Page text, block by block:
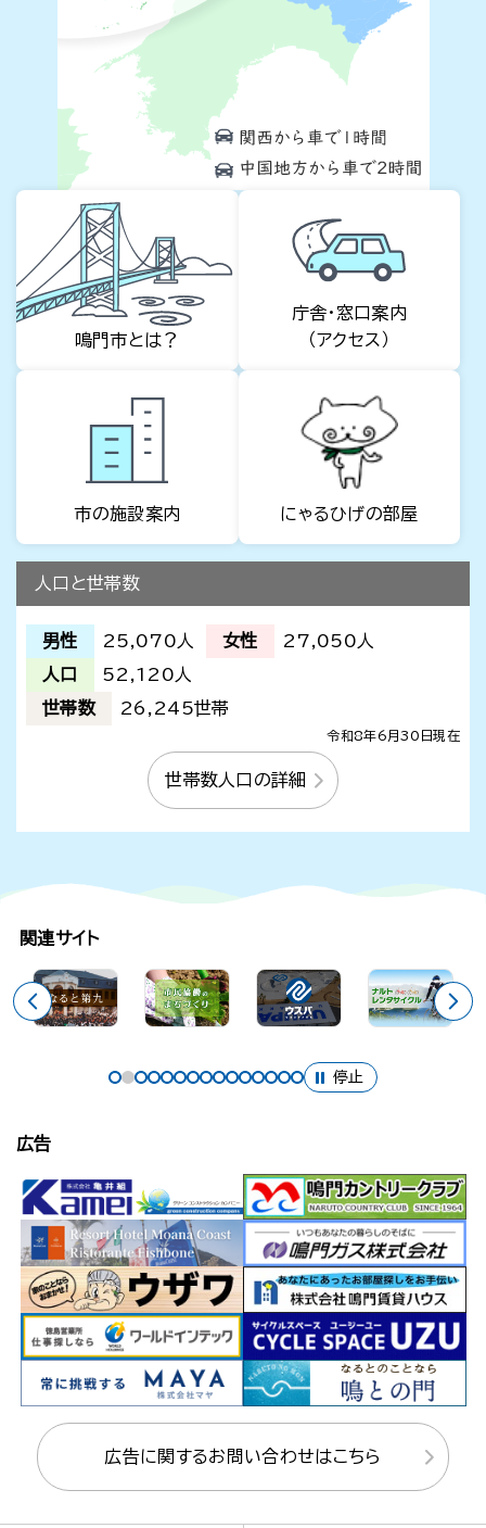
鳴門市とは？
庁舎・窓口案内
（アクセス）
市の施設案内 にゃるひげの部屋
人口と世帯数
男性 25,070人 女性
27,050人
人口
52,120人
世帯数
26,245世帯
令和8年6月30日現在
世帯数人口の詳細
関連サイト
停止
広告
広告に関するお問い合わせはこちら